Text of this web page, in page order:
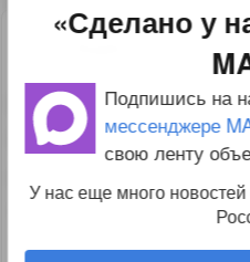
«Сделано у
Подпишись на
мессенджере
свою ленту
У нас еще много
04.12.15 09:58:35
Более 5,5 тысяч
образцов вооружения
Не многовато-ли для
таки, серийная